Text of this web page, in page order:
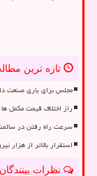
تازه ترین
مجلس برای یاری صنعت
راز اختلاف قیمت مکمل
سرعت راه رفتن در
استقرار بالاتر از هزار
نظرات